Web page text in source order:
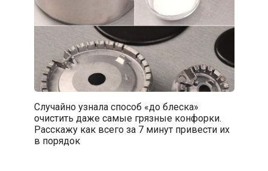
Случайно узнала способ «до блеска»
очистить даже самые грязные конфорки.
Расскажу как всего за 7 минут привести их
в порядок